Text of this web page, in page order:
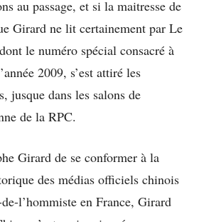
au passage, et si la maitresse de
Girard ne lit certainement par Le
le numéro spécial consacré à
2009, s’est attiré les
jusque dans les salons de
de la RPC.
Girard de se conformer à la
des médias officiels chinois
l’hommiste en France, Girard